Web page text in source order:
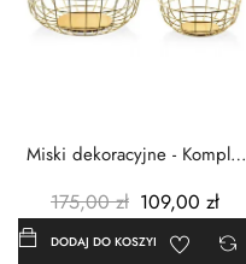
Miski dekoracyjne - Komplet
175,00 zł 109,00 zł
DODAJ DO KOSZYKA